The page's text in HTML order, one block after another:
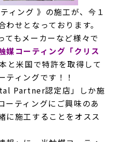
ィング 》の施工が、今１
せとなっております。
てもメーカーなど様々で
媒コーティング 「クリス
と米国で特許を取得して
ティングです！！
Partner認定店」しか施
ーティングにご興味のあ
に施工することをオスス